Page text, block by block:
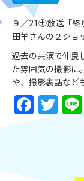
９／21㊏放送「
田羊さんの２ショ
過去の共演で仲良
た雰囲気の撮影に
や、撮影裏話など